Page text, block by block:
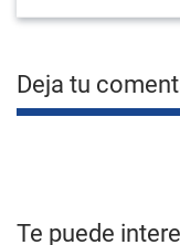
Deja tu
Te puede